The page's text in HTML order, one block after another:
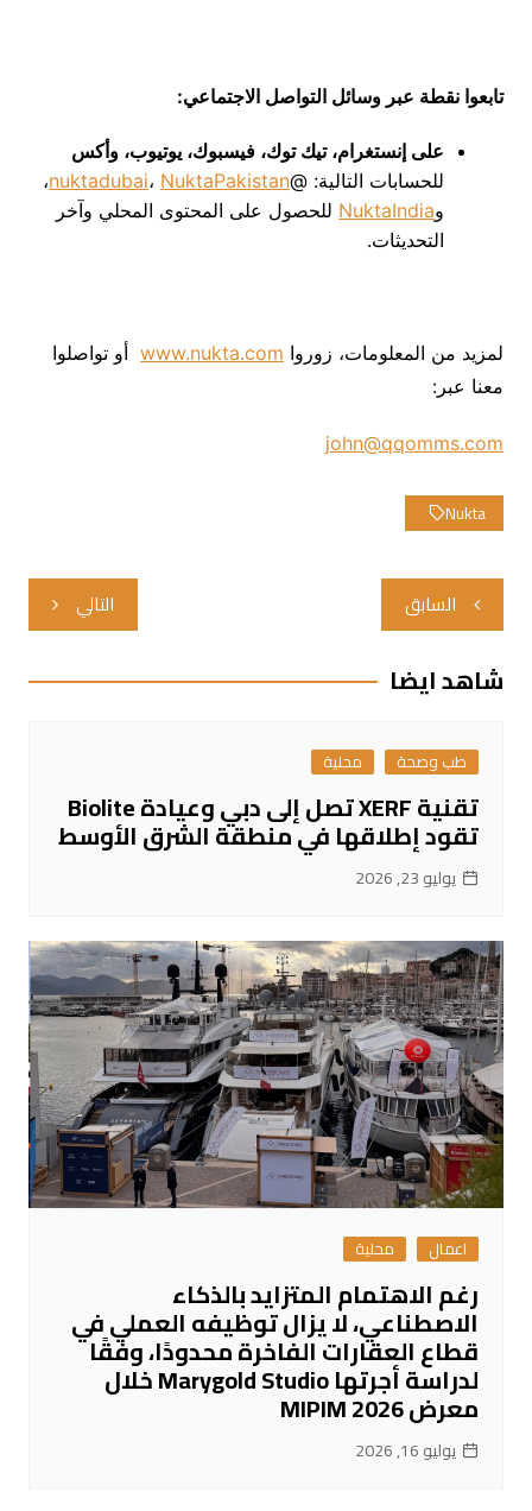
تابعوا نقطة عبر وسائل التواصل الاجتماعي:
على إنستغرام، تيك توك، فيسبوك، يوتيوب، وأكس
للحسابات التالية: @
nuktadubai، NuktaPakistan
،
وNuktaIndia للحصول على المحتوى المحلي وآخر
التحديثات.
لمزيد من المعلومات، زوروا www.nukta.comأو تواصلوا
معنا عبر:
john@qqomms.com
Nukta
تصفّح
المقالات
السابق التالي
شاهد ايضا
طب وصحة محلية
تقنية XERF تصل إلى دبي وعيادة Biolite
تقود إطلاقها في منطقة الشرق الأوسط
يوليو 23, 2026
اعمال محلية
رغم الاهتمام المتزايد بالذكاء
الاصطناعي، لا يزال توظيفه العملي في
قطاع العقارات الفاخرة محدودًا، وفقًا
لدراسة أجرتها Marygold Studio خلال
معرض MIPIM 2026
يوليو 16, 2026